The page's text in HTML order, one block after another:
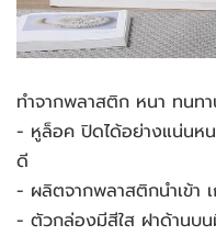
ทำจากพลาสติก หนา ทนท
- หูล็อค ปิดได้อย่างแน่นห
ดี
- ผลิตจากพลาสติกนำเข้า
- ตัวกล่องมีสีใส ฝาด้านบน